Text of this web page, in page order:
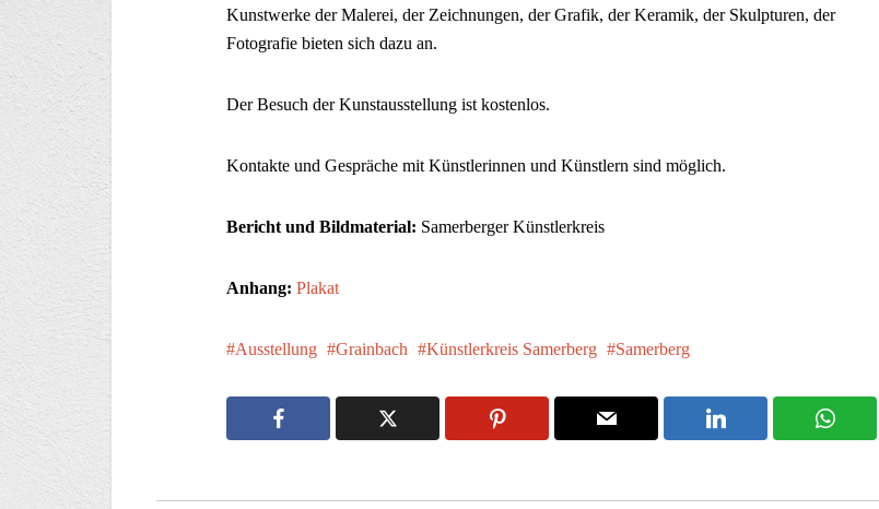
Kunstwerke der Malerei, der Zeichnungen, der Grafik, der Keramik, der Skulpturen, der
Fotografie bieten sich dazu an.
Der Besuch der Kunstausstellung ist kostenlos.
Kontakte und Gespräche mit Künstlerinnen und Künstlern sind möglich.
Bericht und Bildmaterial: Samerberger Künstlerkreis
Anhang: Plakat
Ausstellung Grainbach Künstlerkreis Samerberg Samerberg